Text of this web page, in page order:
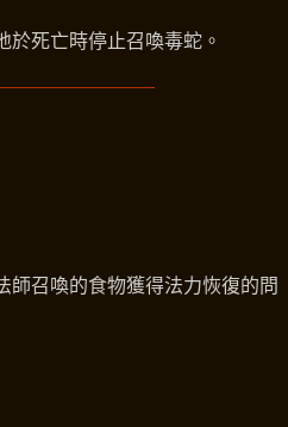
於死亡時停止召喚毒蛇。
師召喚的食物獲得法力恢復的問